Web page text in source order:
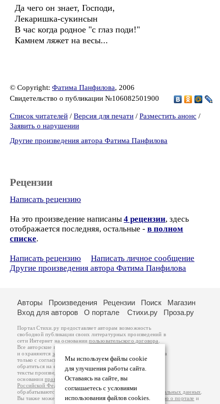
Да чего он знает, Господи,
Лекаришка-сукинсын
В час когда родное "с глаз поди!"
Камнем ляжет на весы...
© Copyright: Фатима Панфилова, 2006
Свидетельство о публикации №106082501900
Список читателей / Версия для печати / Разместить анонс /
Заявить о нарушении
Другие произведения автора Фатима Панфилова
Рецензии
Написать рецензию
На это произведение написаны 4 рецензии, здесь
отображается последняя, остальные - в полном
списке.
Написать рецензию
Написать личное сообщение
Другие произведения автора Фатима Панфилова
Мы используем файлы cookie
для улучшения работы сайта.
Оставаясь на сайте, вы
соглашаетесь с условиями
использования файлов cookies.
Авторы Произведения Рецензии Поиск
Магазин
Вход для авторов
О портале Стихи.ру Проза.ру
Портал Стихи.ру предоставляет авторам возможность
свободной публикации своих литературных произведений в
сети Интернет на основаниипользовательского договора
Все авторские права на произведения принадлежат авторам
и охраняются законом
. Перепечатка произведений возможна
только с согласия его автора, к которому вы можете
обратиться на его авторской странице. Ответственность за
тексты произведений авторы несут самостоятельно на
основанииправил публикацииизаконодательства
Российской Федерации
обрабатываются на основанииПолитики обработки персональных данных
Вы также можете посмотреть более подробнуюинформацию о портале и